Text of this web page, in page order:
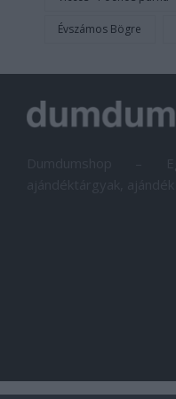
Évszámos Bögre